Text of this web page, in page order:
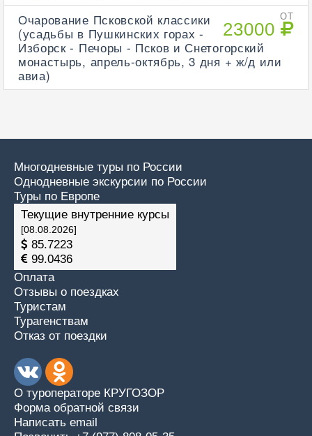
ОТ
23000
Очарование Псковской классики
(усадьбы в Пушкинских горах -
Изборск - Печоры - Псков и Снетогорский
монастырь, апрель-октябрь, 3 дня + ж/д или
авиа)
Многодневные туры по России
Однодневные экскурсии по России
Туры по Европе
Текущие внутренние курсы
[08.08.2026]
85.7223
99.0436
Оплата
Отзывы о поездках
Туристам
Турагенствам
Отказ от поездки
О туроператоре КРУГОЗОР
Форма обратной связи
Написать email